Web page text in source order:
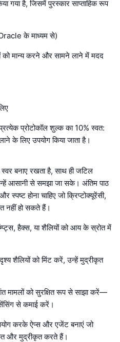
गया है, जिसमें पुरस्कार साप्ताहिक रूप
के माध्यम से)
को मान्य करने और सामने लाने में मदद
प्रोटोकॉल शुल्क का 10% स्वत:
के लिए उपयोग किया जाता है।
बनाए रखता है, साथ ही जटिल
आसानी से समझा जा सके। अंतिम पाठ
होना चाहिए जो क्रिप्टोक्यूरेंसी,
नहीं हो सकते हैं।
हैक्स, या शैलियों को आय के स्रोत में
शैलियों को मिंट करें, उन्हें मुद्रीकृत
मामलों को सुरक्षित रूप से साझा करें—
से कमाई करें।
करके ऐप्स और एजेंट बनाएं जो
और मुद्रीकृत करते हैं।